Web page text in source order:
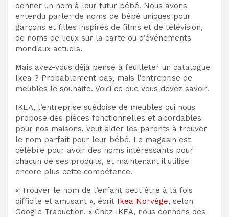
donner un nom à leur futur bébé. Nous avons
entendu parler de noms de bébé uniques pour
garçons et filles inspirés de films et de télévision,
de noms de lieux sur la carte ou d’événements
mondiaux actuels.
Mais avez-vous déjà pensé à feuilleter un catalogue
Ikea ? Probablement pas, mais l’entreprise de
meubles le souhaite. Voici ce que vous devez savoir.
IKEA, l’entreprise suédoise de meubles qui nous
propose des pièces fonctionnelles et abordables
pour nos maisons, veut aider les parents à trouver
le nom parfait pour leur bébé. Le magasin est
célèbre pour avoir des noms intéressants pour
chacun de ses produits, et maintenant il utilise
encore plus cette compétence.
« Trouver le nom de l’enfant peut être à la fois
difficile et amusant », écrit Ikea Norvège, selon
Google Traduction. « Chez IKEA, nous donnons des